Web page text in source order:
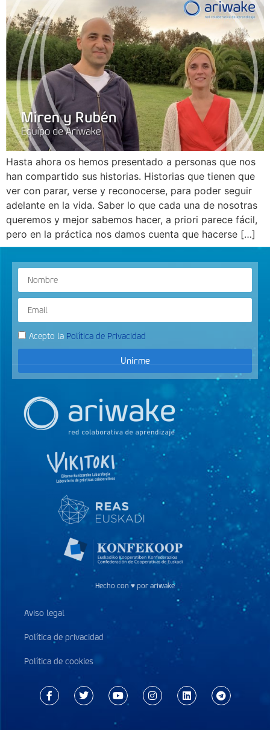
Hasta ahora os hemos presentado a personas que nos
han compartido sus historias. Historias que tienen que
ver con parar, verse y reconocerse, para poder seguir
adelante en la vida. Saber lo que cada una de nosotras
queremos y mejor sabemos hacer, a priori parece fácil,
pero en la práctica nos damos cuenta que hacerse […]
Acepto la Política de Privacidad
Unirme
Hecho con ♥ por ariwake
Aviso legal
Política de privacidad
Política de cookies